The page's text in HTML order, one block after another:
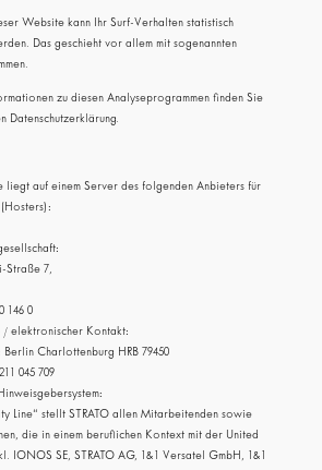
Website kann Ihr Surf-Verhalten statistisch
Das geschieht vor allem mit sogenannten
zu diesen Analyseprogrammen finden Sie
Datenschutzerklärung.
liegt auf einem Server des folgenden Anbieters für
Straße 7,
146 0
/ elektronischer Kontakt:
Berlin Charlottenburg HRB 79450
045 709
Line“ stellt STRATO allen Mitarbeitenden sowie
die in einem beruflichen Kontext mit der United
IONOS SE, STRATO AG, 1&1 Versatel GmbH, 1&1